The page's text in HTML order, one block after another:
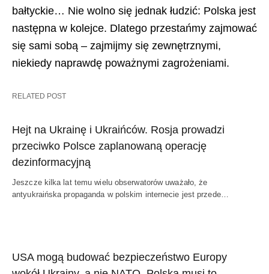
bałtyckie… Nie wolno się jednak łudzić: Polska jest
następna w kolejce. Dlatego przestańmy zajmować
się sami sobą – zajmijmy się zewnętrznymi,
niekiedy naprawdę poważnymi zagrożeniami.
RELATED POST
Hejt na Ukrainę i Ukraińców. Rosja prowadzi
przeciwko Polsce zaplanowaną operację
dezinformacyjną
Jeszcze kilka lat temu wielu obserwatorów uważało, że
antyukraińska propaganda w polskim internecie jest przede…
USA mogą budować bezpieczeństwo Europy